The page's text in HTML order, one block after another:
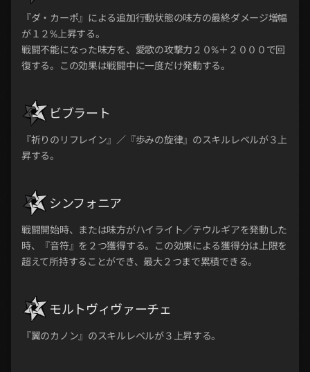
『ダ・カーポ』による追加行動状態の味方の最終ダメージ増幅
が１２%上昇する。
戦闘不能になった味方を、愛歌の攻撃力２０%＋２０００で回
復する。この効果は戦闘中に一度だけ発動する。
ビブラート
『祈りのリフレイン』／『歩みの旋律』のスキルレベルが３上
昇する。
シンフォニア
戦闘開始時、または味方がハイライト／テウルギアを発動した
時、『音符』を２つ獲得する。この効果による獲得分は上限を
超えて所持することができ、最大２つまで累積できる。
モルトヴィヴァーチェ
『翼のカノン』のスキルレベルが３上昇する。